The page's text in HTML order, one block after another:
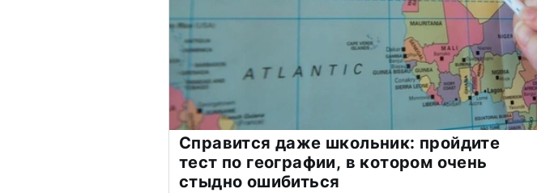
Справится даже школьник: пройдите
тест по географии, в котором очень
стыдно ошибиться